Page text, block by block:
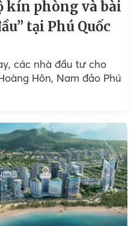
kín phòng và bài
tại Phú Quốc
các nhà đầu tư cho
Hôn, Nam đảo Phú